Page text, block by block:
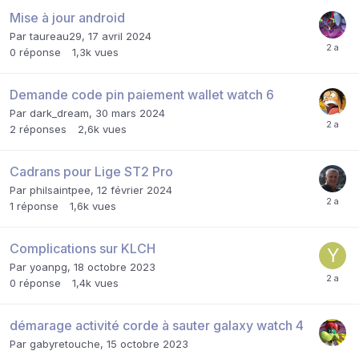
Mise à jour android
Partaureau29, 17 avril 2024
0 réponse 1,3k vues
Demande code pin paiement wallet watch 6
Par dark_dream, 30 mars 2024
2 réponses 2,6k vues
Cadrans pour Lige ST2 Pro
Par philsaintpee, 12 février 2024
1 réponse 1,6k vues
Complications sur KLCH
Par yoanpg, 18 octobre 2023
0 réponse 1,4k vues
démarage activité corde à sauter galaxy watch 4
Par gabyretouche, 15 octobre 2023